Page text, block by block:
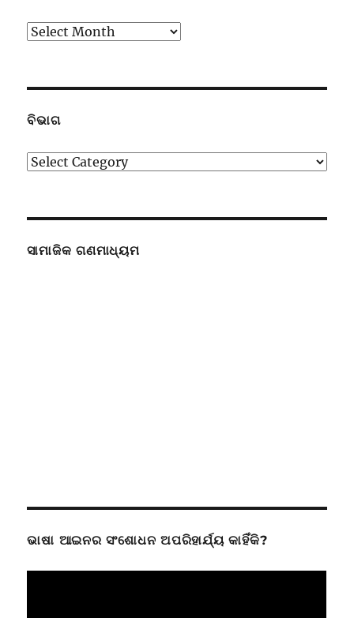
ପୁରାତନ
ବିଭାଗ
ବିଭାଗ
ସାମାଜିକ ଗଣମାଧ୍ୟମ
ଭାଷା ଆଇନର ସଂଶୋଧନ ଅପରିହାର୍ଯ୍ୟ କାହିଁକି?